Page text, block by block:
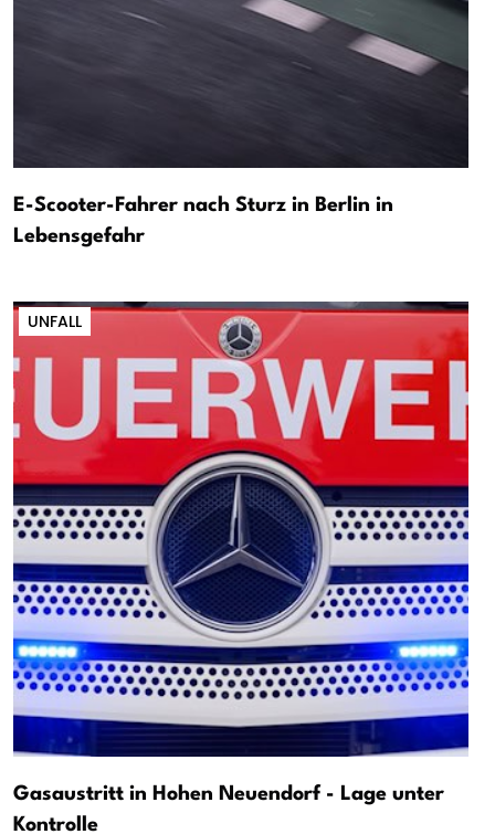
E-Scooter-Fahrer nach Sturz in Berlin in
Lebensgefahr
UNFALL
Gasaustritt in Hohen Neuendorf - Lage unter
Kontrolle